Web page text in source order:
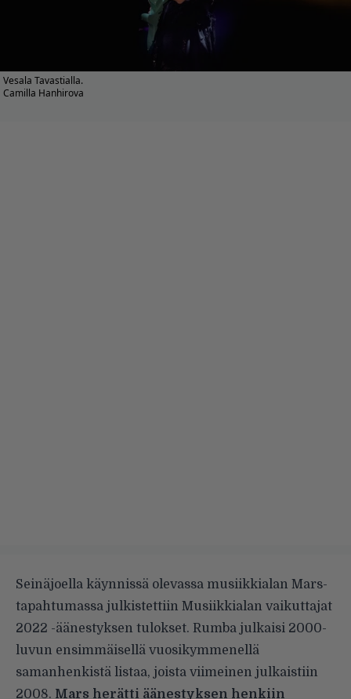
Vesala Tavastialla.
Camilla Hanhirova
Seinäjoella käynnissä olevassa musiikkialan Mars-
tapahtumassa julkistettiin Musiikkialan vaikuttajat
2022 -äänestyksen tulokset. Rumba julkaisi 2000-
luvun ensimmäisellä vuosikymmenellä
samanhenkistä listaa, joista viimeinen julkaistiin
2008. Mars herätti äänestyksen henkiin